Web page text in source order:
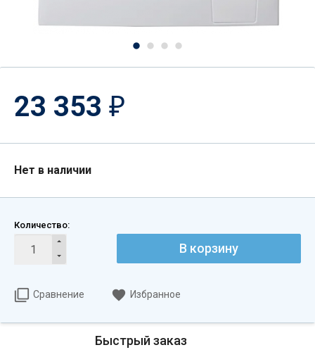
23 353 ₽
Нет в наличии
Количество:
В корзину
Сравнение Избранное
Быстрый заказ